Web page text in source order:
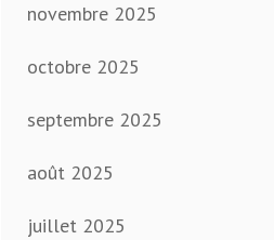
novembre 2025
octobre 2025
septembre 2025
août 2025
juillet 2025